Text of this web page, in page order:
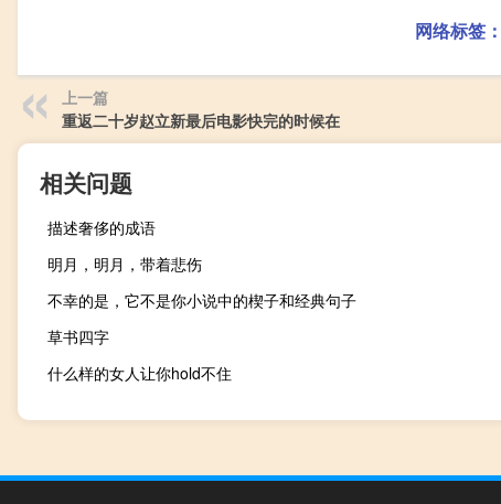
网络标签：
上一篇
重返二十岁赵立新最后电影快完的时候在
相关问题
描述奢侈的成语
明月，明月，带着悲伤
不幸的是，它不是你小说中的楔子和经典句子
草书四字
什么样的女人让你hold不住